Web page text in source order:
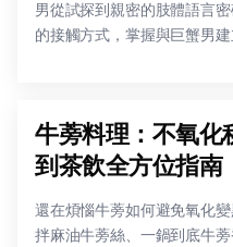
男從試探到親密的肢體語言
的接觸方式，掌握與巨蟹男建
牛蒡料理：不氧化
到茶飲全方位指南
還在煩惱牛蒡如何避免氧化
拌麻油牛蒡絲、一鍋到底牛